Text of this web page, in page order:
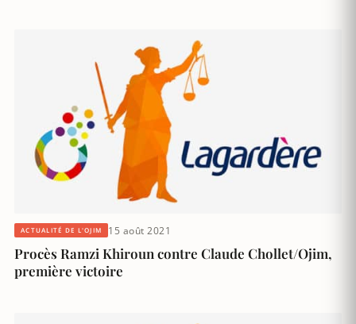
ACTUALITÉ DE L'OJIM 15 août 2021
Procès Ramzi Khiroun contre Claude Chollet/Ojim,
première victoire